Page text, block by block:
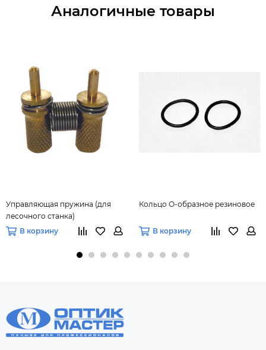
Аналогичные товары
Управляющая пружина (для
лесочного станка)
В корзину
Кольцо О-образное резиновое
В корзину